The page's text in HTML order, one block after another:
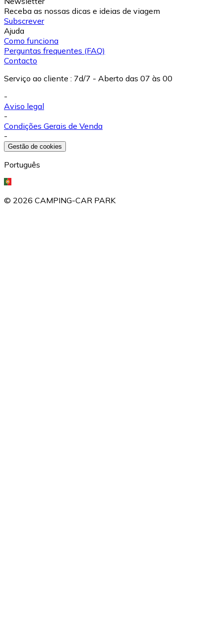
Receba as nossas dicas e ideias de viagem
Subscrever
Ajuda
Como funciona
Perguntas frequentes (FAQ)
Contacto
Serviço ao cliente : 7d/7 - Aberto das 07 às 00
-
Aviso legal
-
Condições Gerais de Venda
-
Gestão de cookies
Português
© 2026 CAMPING-CAR PARK